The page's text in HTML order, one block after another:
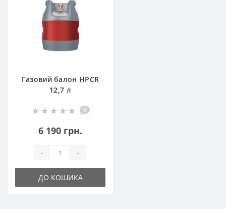
Газовий балон HPCR
12,7 л
0
6 190 грн.
- +
ДО КОШИКА